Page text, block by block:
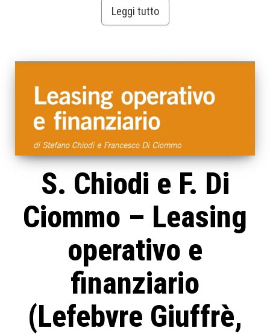
Leggi tutto
S. Chiodi e F. Di
Ciommo – Leasing
operativo e
finanziario
(Lefebvre Giuffrè,